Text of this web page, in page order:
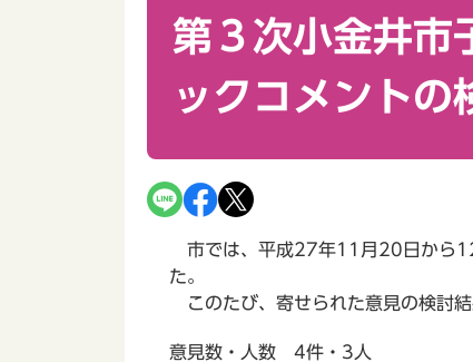
第３次小金井市
ックコメントの
市では、平成27年11月20日から12
た。
このたび、寄せられた意見の検討結
意見数・人数 4件・3人